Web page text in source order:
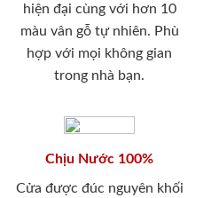
hiện đại cùng với hơn 10
màu vân gỗ tự nhiên. Phù
hợp với mọi không gian
trong nhà bạn.
Chịu Nước 100%
Cửa được đúc nguyên khối